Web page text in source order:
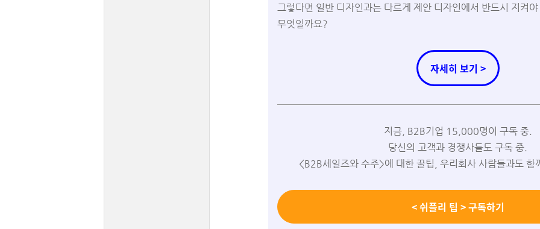
그렇다면 일반 디자인과는 다르게 제안 디자인에서 반드시 지켜
무엇일까요?
자세히 보기 >
지금, B2B기업 15,000명이 구독 중.
당신의 고객과 경쟁사들도 구독 중.
<B2B세일즈와 수주>에 대한 꿀팁, 우리회사 사람들과도 함
< 쉬플리 팁 > 구독하기